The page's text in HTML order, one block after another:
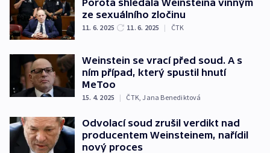
Porota shledala Weinsteina vinným
ze sexuálního zločinu
11. 6. 2025 11. 6. 2025 | ČTK
Weinstein se vrací před soud. A s
ním případ, který spustil hnutí
MeToo
15. 4. 2025 | ČTK Jana Benediktová
Odvolací soud zrušil verdikt nad
producentem Weinsteinem, nařídil
nový proces